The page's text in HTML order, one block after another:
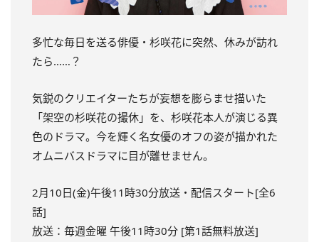
多忙な毎日を送る俳優・杉咲花に突然、休みが訪れ
たら……？
気鋭のクリエイターたちが妄想を膨らませ描いた
「架空の杉咲花の撮休」を、杉咲花本人が演じる異
色のドラマ。今を輝く名女優のオフの姿が描かれた
オムニバスドラマに目が離せません。
2月10日(金)午後11時30分放送・配信スタート[全6
話]
放送：毎週金曜 午後11時30分 [第1話無料放送]